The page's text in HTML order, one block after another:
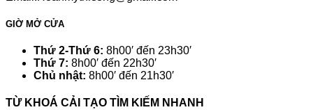
GIỜ MỞ CỬA
Thứ 2-Thứ 6: 8h00′ đến 23h30′
Thứ 7: 8h00′ đến 22h30′
Chủ nhật: 8h00′ đến 21h30′
TỪ KHOÁ CẢI TẠO TÌM KIẾM NHANH